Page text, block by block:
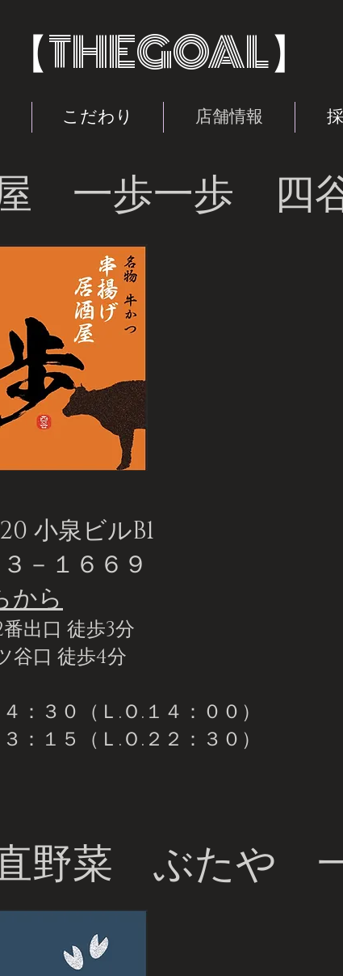
【THEGOAL
こだわり 店舗情報
一歩一歩 四
小泉ビルB1
－１６６９
から
出口 徒歩3分
谷口 徒歩4分
３０（Ｌ.Ｏ.１４：００）
１５（Ｌ.Ｏ.２２：３０）
直野菜 ぶたや